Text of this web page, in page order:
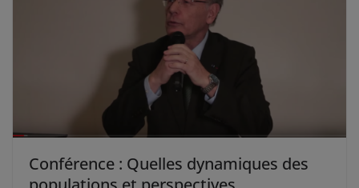
Conférence : Quelles dynamiques des